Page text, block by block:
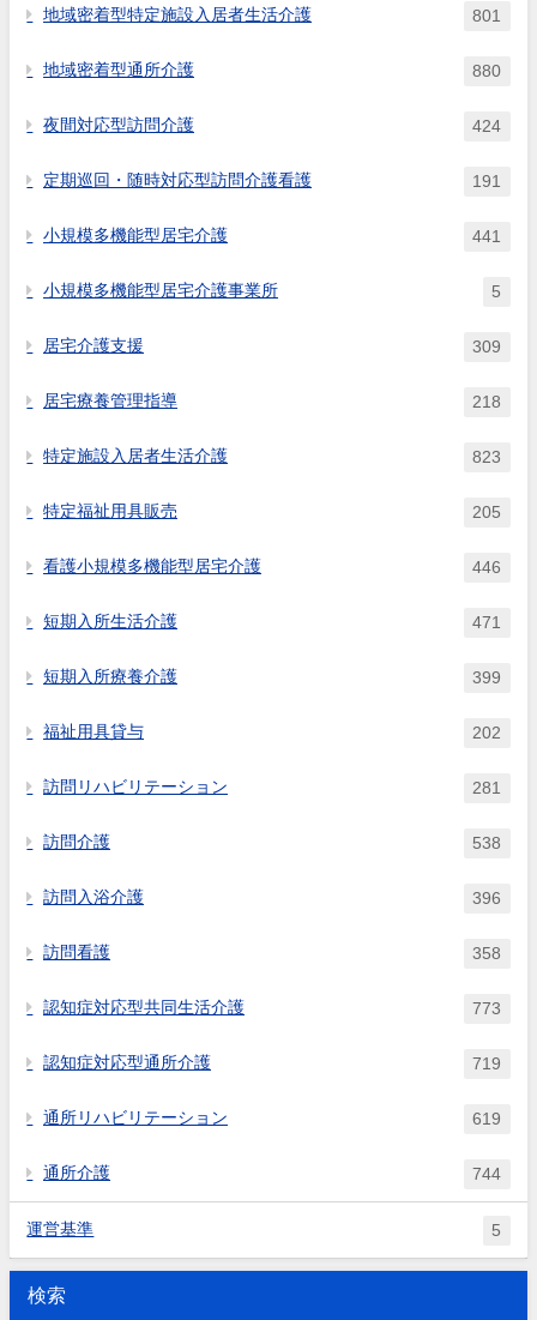
地域密着型特定施設入居者生活介護 801
地域密着型通所介護 880
夜間対応型訪問介護 424
定期巡回・随時対応型訪問介護看護 191
小規模多機能型居宅介護 441
小規模多機能型居宅介護事業所 5
居宅介護支援 309
居宅療養管理指導 218
特定施設入居者生活介護 823
特定福祉用具販売 205
看護小規模多機能型居宅介護 446
短期入所生活介護 471
短期入所療養介護 399
福祉用具貸与 202
訪問リハビリテーション 281
訪問介護 538
訪問入浴介護 396
訪問看護 358
認知症対応型共同生活介護 773
認知症対応型通所介護 719
通所リハビリテーション 619
通所介護 744
運営基準 5
検索